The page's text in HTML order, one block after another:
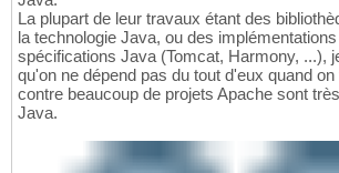
La plupart de leur travaux étant des
la technologie Java, ou des
spécifications Java (Tomcat, Harmony, ...),
qu'on ne dépend pas du tout d'eux quand
contre beaucoup de projets Apache sont
Java.